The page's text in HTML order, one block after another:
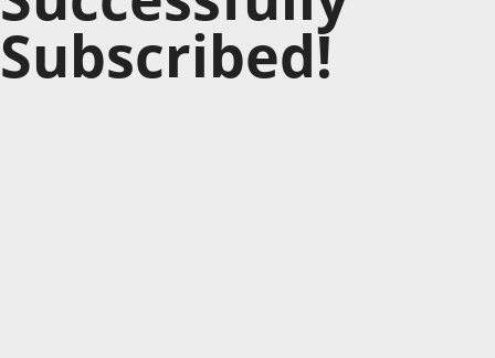
Subscribed!